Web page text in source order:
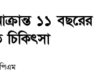
১১ বছরের